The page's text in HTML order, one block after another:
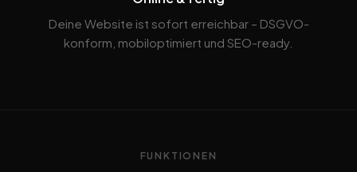
Deine Website ist sofort erreichbar – DSGVO-
konform, mobiloptimiert und SEO-ready.
FUNKTIONEN